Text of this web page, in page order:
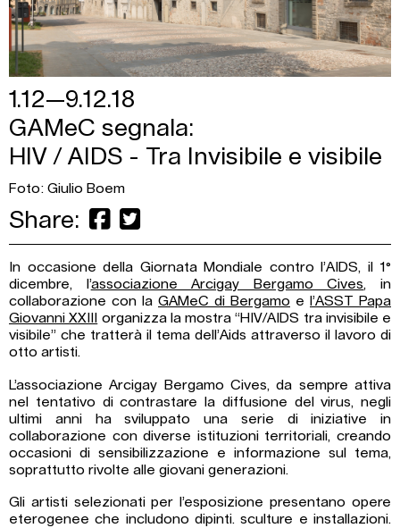
1.12—9.12.18
GAMeC segnala:
HIV / AIDS - Tra Invisibile e visibile
Foto: Giulio Boem
Share:
In occasione della Giornata Mondiale contro l’AIDS, il 1°
dicembre, l’associazione Arcigay Bergamo Cives, in
collaborazione con la GAMeC di Bergamo e
l’ASST Papa
Giovanni XXIII
organizza la mostra “HIV/AIDS tra invisibile e
visibile” che tratterà il tema dell’Aids attraverso il lavoro di
otto artisti.
L’associazione Arcigay Bergamo Cives, da sempre attiva
nel tentativo di contrastare la diffusione del virus, negli
ultimi anni ha sviluppato una serie di iniziative in
collaborazione con diverse istituzioni territoriali, creando
occasioni di sensibilizzazione e informazione sul tema,
soprattutto rivolte alle giovani generazioni.
Gli artisti selezionati per l’esposizione presentano opere
eterogenee che includono dipinti. sculture e installazioni.